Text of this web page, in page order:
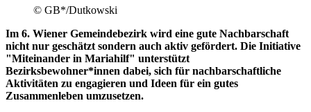
© GB*/Dutkowski
Im 6. Wiener Gemeindebezirk wird eine gute Nachbarschaft
nicht nur geschätzt sondern auch aktiv gefördert. Die Initiative
"Miteinander in Mariahilf" unterstützt
Bezirksbewohner*innen dabei, sich für nachbarschaftliche
Aktivitäten zu engagieren und Ideen für ein gutes
Zusammenleben umzusetzen.